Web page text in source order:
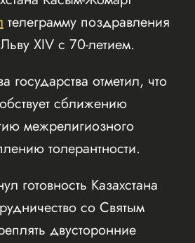
телеграмму поздравления
XIV с 70-летием.
государства отметил, что
сближению
межрелигиозного
толерантности.
готовность Казахстана
со Святым
двусторонние